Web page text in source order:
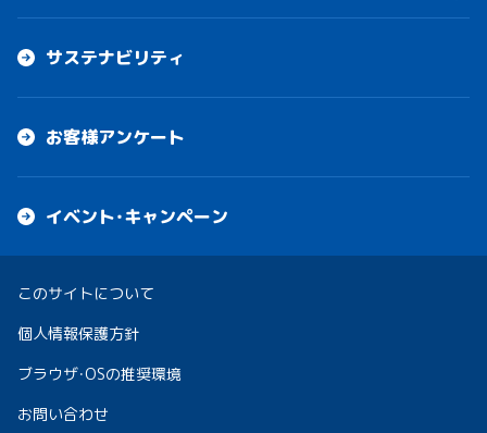
サステナビリティ
お客様アンケート
イベント・キャンペーン
このサイトについて
個人情報保護方針
ブラウザ・OSの推奨環境
お問い合わせ